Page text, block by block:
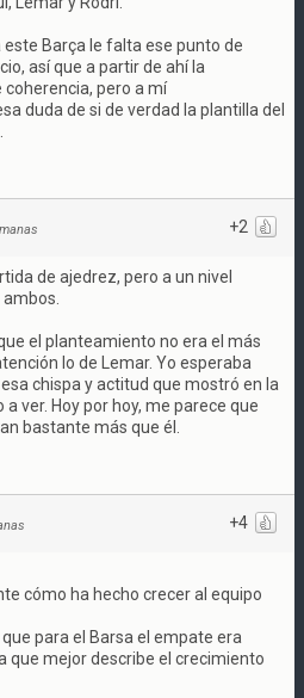
este Barça le falta ese punto de
así que a partir de ahí la
pero a mí
duda de si de verdad la plantilla del
+2
de ajedrez, pero a un nivel
el planteamiento no era el más
lo de Lemar. Yo esperaba
chispa y actitud que mostró en la
ver. Hoy por hoy, me parece que
bastante más que él.
+4
cómo ha hecho crecer al equipo
para el Barsa el empate era
que mejor describe el crecimiento